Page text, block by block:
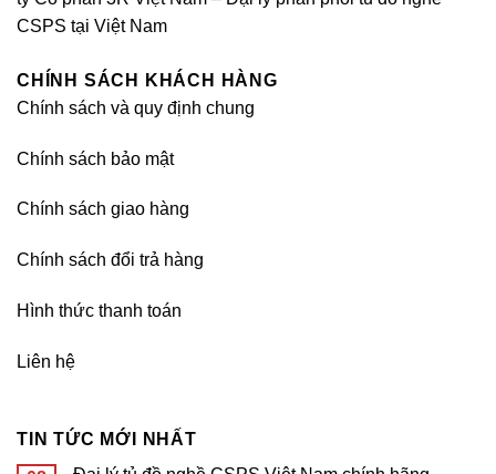
CSPS tại Việt Nam
CHÍNH SÁCH KHÁCH HÀNG
Chính sách và quy định chung
Chính sách bảo mật
Chính sách giao hàng
Chính sách đổi trả hàng
Hình thức thanh toán
Liên hệ
TIN TỨC MỚI NHẤT